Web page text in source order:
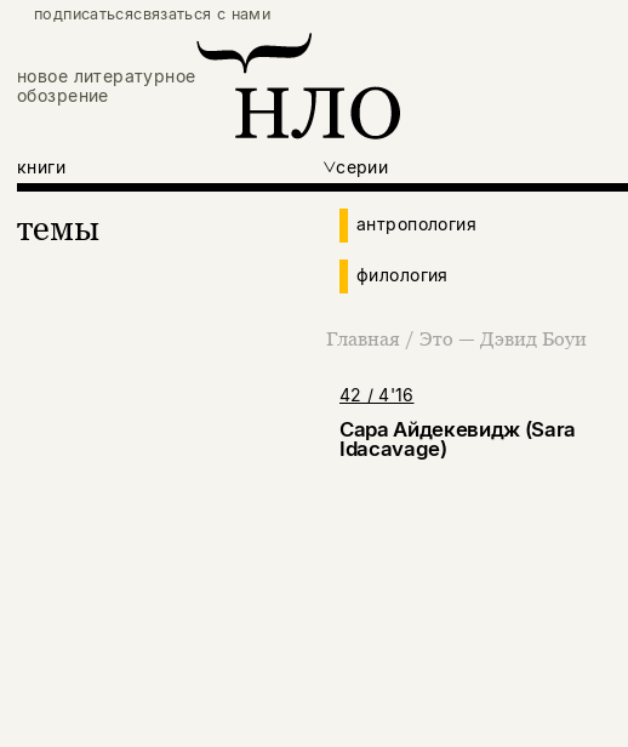
подписатьсясвязаться с нами
новое литературное
обозрение
книги серии
темы антропология
филология
Главная / Это — Дэвид Боуи
42 / 4'16
Сара Айдекевидж (Sara
Idacavage)